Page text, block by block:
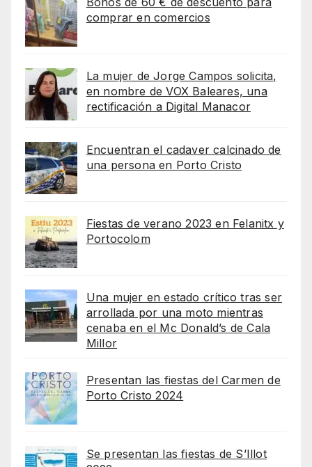
comprar en comercios
La mujer de Jorge Campos solicita,
en nombre de VOX Baleares, una
rectificación a Digital Manacor
Encuentran el cadaver calcinado de
una persona en Porto Cristo
Fiestas de verano 2023 en Felanitx y
Portocolom
Una mujer en estado crítico tras ser
arrollada por una moto mientras
cenaba en el Mc Donald’s de Cala
Millor
Presentan las fiestas del Carmen de
Porto Cristo 2024
Se presentan las fiestas de S’Illot